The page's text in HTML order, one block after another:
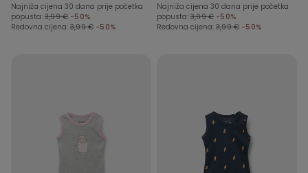
Najniža cijena 30 dana prije početka
popusta: 3,99 € -50%
Redovna cijena: 3,99 € -50%
Najniža cijena 30 dana prije početka
popusta: 3,99 € -50%
Redovna cijena: 3,99 € -50%